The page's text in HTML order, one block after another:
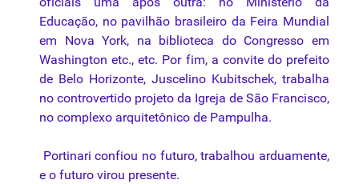
Educação, no pavilhão brasileiro da Feira Mundial
em Nova York, na biblioteca do Congresso em
Washington etc., etc. Por fim, a convite do prefeito
de Belo Horizonte, Juscelino Kubitschek, trabalha
no controvertido projeto da Igreja de São Francisco,
no complexo arquitetônico de Pampulha.
Portinari confiou no futuro, trabalhou arduamente,
e o futuro virou presente.